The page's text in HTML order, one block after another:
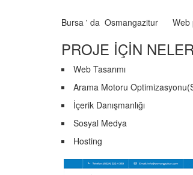
Bursa ' da Osmangazitur Web
PROJE İÇİN
Web Tasarımı
Arama Motoru
İçerik Danışmanlığı
Sosyal Medya
Hosting